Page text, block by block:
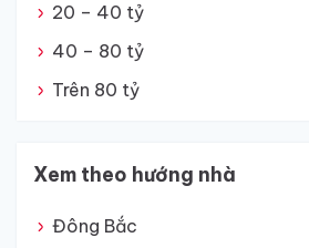
20 – 40 tỷ
40 – 80 tỷ
Trên 80 tỷ
Xem theo hướng nhà
Đông Bắc